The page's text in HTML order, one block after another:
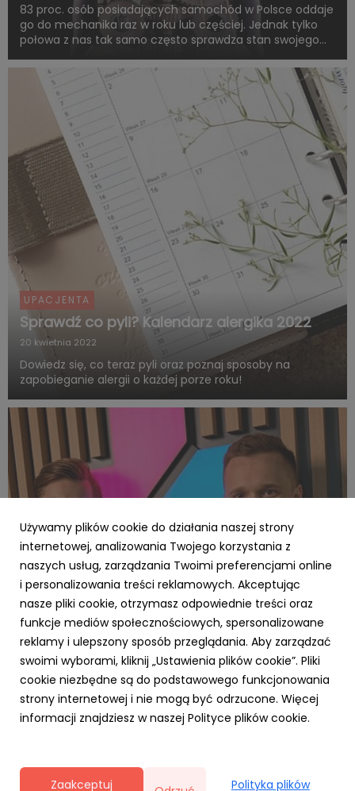
83 proc. osób posiadających samochód w Polsce oddaje
go do mechanika raz w roku lub częściej. Jednak tylko
połowa z nas tak samo często sprawdza stan swojego
reprezentatywnej grupie Polaków rzucają nowe światło
na nasz...
UPACJENTA
Sprawdź co pyli? Kalendarz alergika 2022
20 kwietnia 2022
Dowiedz się, co teraz pyli oraz poznaj sposoby na
zapobieganie alergii o każdej porze roku!
UPACJENTA
PONAD 21 MLN ZŁ W RUNDZIE SEED DLA
UPACJENTA. LIDER HOME TESTING TWORZY
DOMOWY SYSTEM BADAŃ KRWI DLA EUROPY.
22 lutego 2022
Czołowe polskie VC, zagraniczni inwestorzy i ponad 21
mln złotych - smart lab uPacjenta ogłasza zamknięcie
rundy seed. Fundusze pomogą ułatwić dostęp do badań
Używamy plików cookie do działania naszej strony
internetowej, analizowania Twojego korzystania z
naszych usług, zarządzania Twoimi preferencjami online
i personalizowania treści reklamowych. Akceptując
nasze pliki cookie, otrzymasz odpowiednie treści oraz
funkcje mediów społecznościowych, spersonalizowane
reklamy i ulepszony sposób przeglądania. Aby zarządzać
swoimi wyborami, kliknij „Ustawienia plików cookie”. Pliki
cookie niezbędne są do podstawowego funkcjonowania
strony internetowej i nie mogą być odrzucone. Więcej
informacji znajdziesz w naszej Polityce plików cookie.
Zaakceptuj
Polityka plików